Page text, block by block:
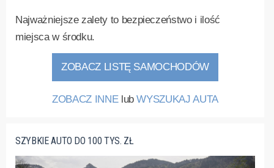
Najważniejsze zalety to bezpieczeństwo i ilość
miejsca w środku.
ZOBACZ LISTĘ SAMOCHODÓW
ZOBACZ INNElubWYSZUKAJ AUTA
SZYBKIE AUTO DO 100 TYS. ZŁ